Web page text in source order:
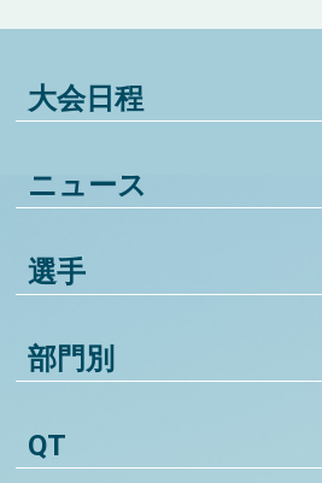
大会日程
ニュース
選手
部門別
QT